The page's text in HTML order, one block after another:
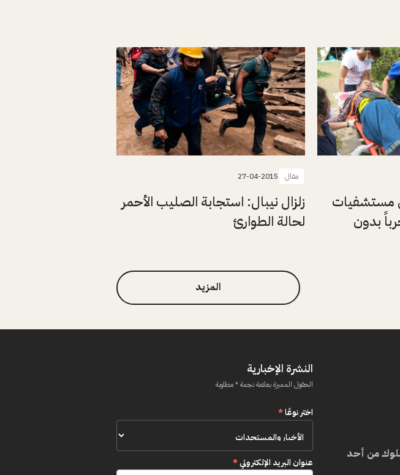
مستشفيات
بدون
مقال 27-04-2015
زلزال نيبال: استجابة الصليب الأحمر
لحالة الطوارئ
المزيد
من أحد
النشرة الإخبارية
الحقول المميزة بعلامة نجمة * مطلوبة
اختر نوعًا*
عنوان البريد الإلكتروني*